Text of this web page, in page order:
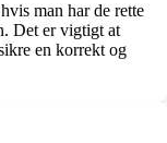
man har de rette
Det er vigtigt at
en korrekt og